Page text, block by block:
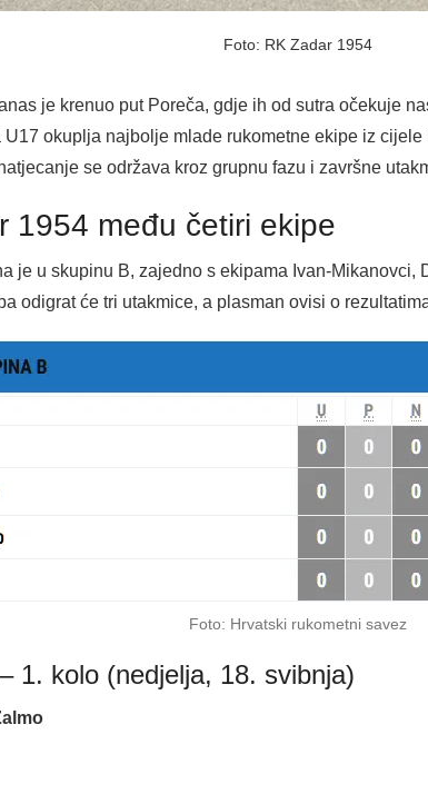
Foto: RK Zadar 1954
je krenuo put Poreča, gdje ih od sutra očekuje
okuplja najbolje mlade rukometne ekipe iz
se održava kroz grupnu fazu i završne
1954 među četiri ekipe
je u skupinu B, zajedno s ekipama Ivan-Mikanovci,
odigrat će tri utakmice, a plasman ovisi o
Foto: Hrvatski rukometni savez
1. kolo (nedjelja, 18. svibnja)